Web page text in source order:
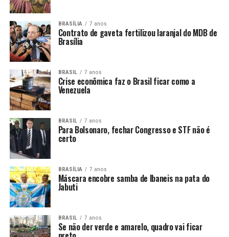
BRASÍLIA 7 anos
Contrato de gaveta fertilizou laranjal do MDB de
Brasília
BRASIL 7 anos
Crise econômica faz o Brasil ficar como a
Venezuela
BRASIL 7 anos
Para Bolsonaro, fechar Congresso e STF não é
certo
BRASÍLIA 7 anos
Máscara encobre samba de Ibaneis na pata do
Jabuti
BRASIL 7 anos
Se não der verde e amarelo, quadro vai ficar